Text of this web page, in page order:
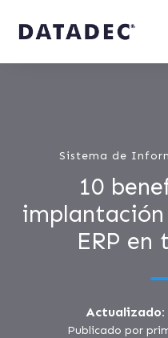
Sistema de
10
implantación
ERP en
Actualizado:
Publicado por